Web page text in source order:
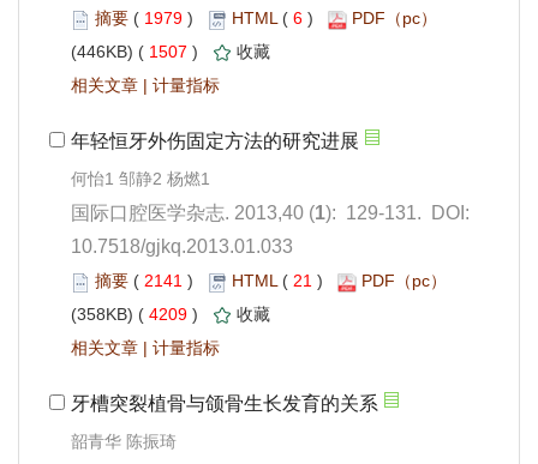
1979 ) 6 )
1507 )
|
): 129-131. DOI:
10.7518/gjkq.2013.01.033
2141 ) 21 )
4209 )
|